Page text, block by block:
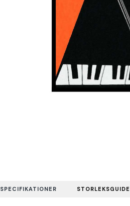
SPECIFIKATIONER STORLEKSGUIDE